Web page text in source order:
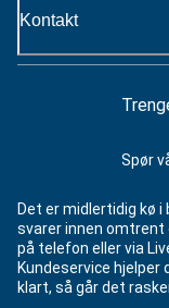
Kontakt
Spør
Det er midlertidig kø i
svarer innen omtrent
på telefon eller via
Kundeservice
klart, så går det